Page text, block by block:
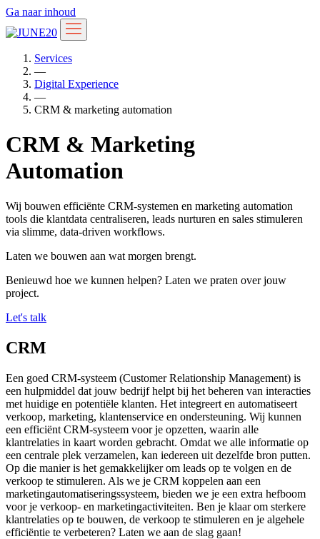
Ga naar inhoud
Services
—
Digital Experience
—
CRM & marketing automation
CRM & Marketing
Automation
Wij bouwen efficiënte CRM-systemen en marketing automation
tools die klantdata centraliseren, leads nurturen en sales stimuleren
via slimme, data-driven workflows.
Laten we bouwen aan wat morgen brengt.
Benieuwd hoe we kunnen helpen? Laten we praten over jouw
project.
Let's talk
CRM
Een goed CRM-systeem (Customer Relationship Management) is
een hulpmiddel dat jouw bedrijf helpt bij het beheren van interacties
met huidige en potentiële klanten. Het integreert en automatiseert
verkoop, marketing, klantenservice en ondersteuning. Wij kunnen
een efficiënt CRM-systeem voor je opzetten, waarin alle
klantrelaties in kaart worden gebracht. Omdat we alle informatie op
een centrale plek verzamelen, kan iedereen uit dezelfde bron putten.
Op die manier is het gemakkelijker om leads op te volgen en de
verkoop te stimuleren. Als we je CRM koppelen aan een
marketingautomatiseringssysteem, bieden we je een extra hefboom
voor je verkoop- en marketingactiviteiten. Ben je klaar om sterkere
klantrelaties op te bouwen, de verkoop te stimuleren en je algehele
efficiëntie te verbeteren? Laten we aan de slag gaan!